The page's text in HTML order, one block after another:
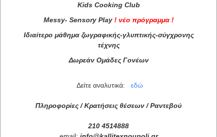
Kids Cooking Club
Messy- Sensory Play ! νέο πρόγραμμα !
Ιδιαίτερο μάθημα ζωγραφικής-γλυπτικής-σύγχρονης
τέχνης
Δωρεάν Ομάδες Γονέων
Δείτε αναλυτικά: εδώ
Πληροφορίες / Κρατήσεις θέσεων / Ραντεβού
210 4514888